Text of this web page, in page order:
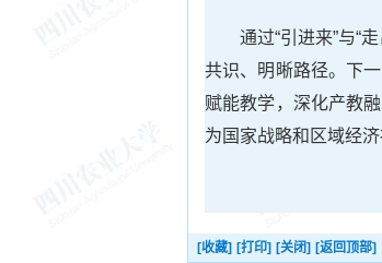
通过“引进来”与“
共识、明晰路径。下
赋能教学，深化产教
为国家战略和区域经
[收藏] [打印] [关闭] [返回顶部]